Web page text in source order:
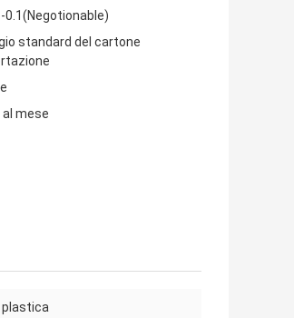
0.1(Negotionable)
standard del cartone
mese
plastica